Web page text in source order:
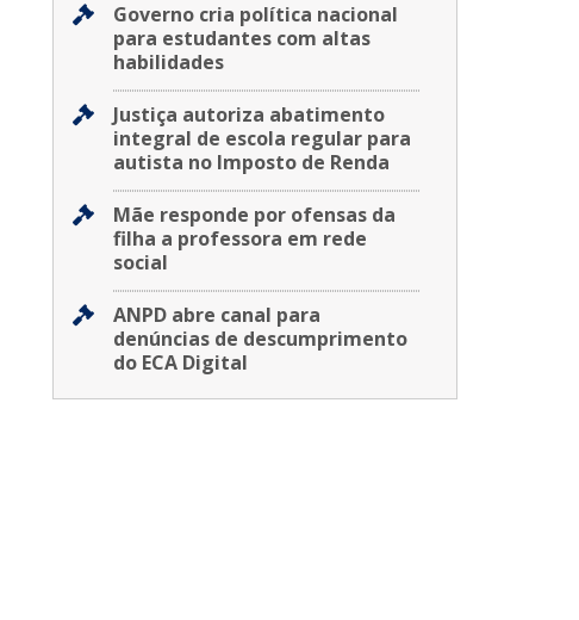
Governo cria política nacional
para estudantes com altas
habilidades
Justiça autoriza abatimento
integral de escola regular para
autista no Imposto de Renda
Mãe responde por ofensas da
filha a professora em rede
social
ANPD abre canal para
denúncias de descumprimento
do ECA Digital